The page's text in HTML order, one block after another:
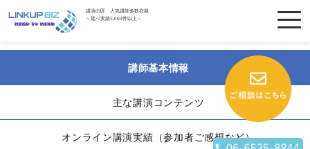
講演の匠 人気講師多数在籍
～延べ実績5,000件以上～
講師基本情報
主な講演コンテンツ
オンライン講演実績（参加者ご感想など）